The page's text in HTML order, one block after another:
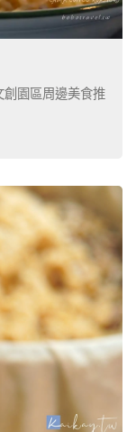
園區周邊美食推